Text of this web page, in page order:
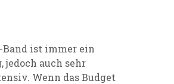
ist immer ein
jedoch auch sehr
Wenn das Budget